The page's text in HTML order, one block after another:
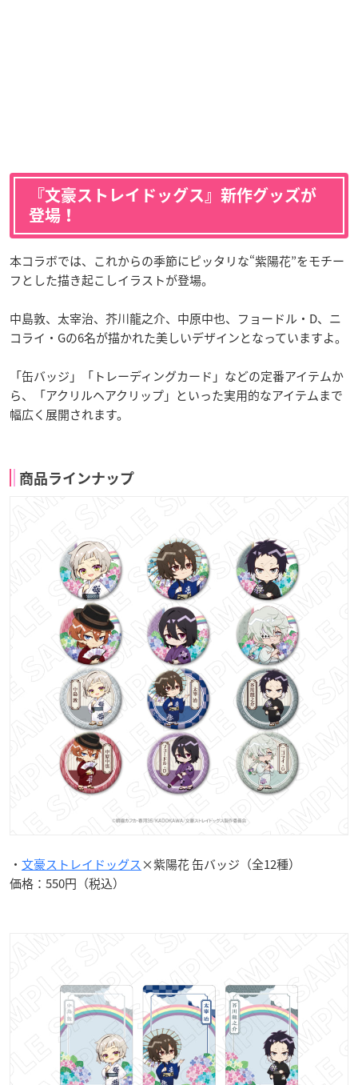
『文豪ストレイドッグス』新作グッズが
登場！
本コラボでは、これからの季節にピッタリな“紫陽花”をモチー
フとした描き起こしイラストが登場。
中島敦、太宰治、芥川龍之介、中原中也、フョードル・D、ニ
コライ・Gの6名が描かれた美しいデザインとなっていますよ。
「缶バッジ」「トレーディングカード」などの定番アイテムか
ら、「アクリルヘアクリップ」といった実用的なアイテムまで
幅広く展開されます。
商品ラインナップ
・ 文豪ストレイドッグス×紫陽花 缶バッジ（全12種）
価格：550円（税込）